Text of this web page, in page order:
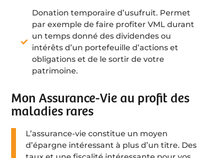
Donation temporaire d’usufruit. Permet
par exemple de faire profiter VML durant
un temps donné des dividendes ou
intérêts d’un portefeuille d’actions et
obligations et de le sortir de votre
patrimoine.
Mon Assurance-Vie au profit des
maladies rares
L’assurance-vie constitue un moyen
d’épargne intéressant à plus d’un titre. Des